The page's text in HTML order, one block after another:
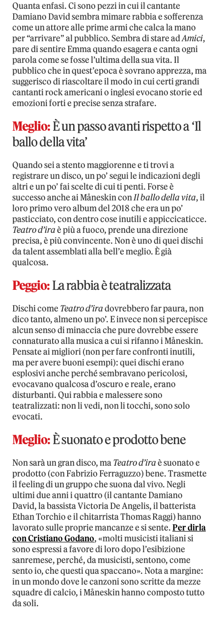
Quanta enfasi. Ci sono pezzi in cui il cantante
Damiano David sembra mimare rabbia e sofferenza
come un attore alle prime armi che calca la mano
per “arrivare” al pubblico. Sembra di stare adAmici,
pare di sentire Emma quando esagera e canta ogni
parola come se fosse l’ultima della sua vita. Il
pubblico che in quest’epoca è sovrano apprezza, ma
suggerisco di riascoltare il modo in cui certi grandi
cantanti rock americani o inglesi evocano storie ed
emozioni forti e precise senza strafare.
Meglio:È un passo avanti rispetto a ‘Il
ballo della vita’
Quando sei a stento maggiorenne e ti trovi a
registrare un disco, un po’ segui le indicazioni degli
altri e un po’ fai scelte di cui ti penti. Forse è
successo anche ai Måneskin conIl ballo della vita, il
loro primo vero album del 2018 che era un po’
pasticciato, con dentro cose inutili e appiccicaticce.
Teatro d’iraè più a fuoco, prende una direzione
precisa, è più convincente. Non è uno di quei dischi
da talent assemblati alla bell’e meglio. È già
qualcosa.
Peggio:La rabbia è teatralizzata
Dischi come Teatro d’iradovrebbero far paura, non
dico tanto, almeno un po’. E invece non si percepisce
alcun senso di minaccia che pure dovrebbe essere
connaturato alla musica a cui si rifanno i Måneskin.
Pensate ai migliori (non per fare confronti inutili,
ma per avere buoni esempi): quei dischi erano
esplosivi anche perché sembravano pericolosi,
evocavano qualcosa d’oscuro e reale, erano
disturbanti. Qui rabbia e malessere sono
teatralizzati: non li vedi, non li tocchi, sono solo
evocati.
Meglio:È suonato e prodotto bene
Non sarà un gran disco, maTeatro d’iraè suonato e
prodotto (con Fabrizio Ferraguzzo) bene. Trasmette
il feeling di un gruppo che suona dal vivo. Negli
ultimi due anni i quattro (il cantante Damiano
David, la bassista Victoria De Angelis, il batterista
Ethan Torchio e il chitarrista Thomas Raggi) hanno
lavorato sulle proprie mancanze e si sente.Per dirla
con Cristiano Godano, «molti musicisti italiani si
sono espressi a favore di loro dopo l’esibizione
sanremese, perché, da musicisti, sentono, come
sento io, che questi qua spaccano». Nota a margine:
in un mondo dove le canzoni sono scritte da mezze
squadre di calcio, i Måneskin hanno composto tutto
da soli.